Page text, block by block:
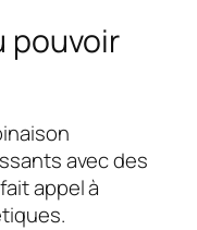
pouvoir
avec des
appel à